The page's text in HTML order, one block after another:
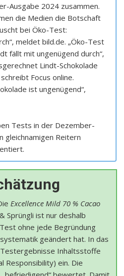
Ausgabe 2024 zusammen.
die Medien die Botschaft
bei Öko-Test:
meldet bild.de. „Öko-Test
fällt mit ungenügend durch“,
Lindt-Schokolade
Focus online.
ist ungenügend“,
Tests in der Dezember-
gleichnamigen Reitern
Excellence Mild 70 % Cacao
Sprüngli ist nur deshalb
ohne jede Begründung
geändert hat. In das
Inhaltsstoffe
Responsibility) ein. Die